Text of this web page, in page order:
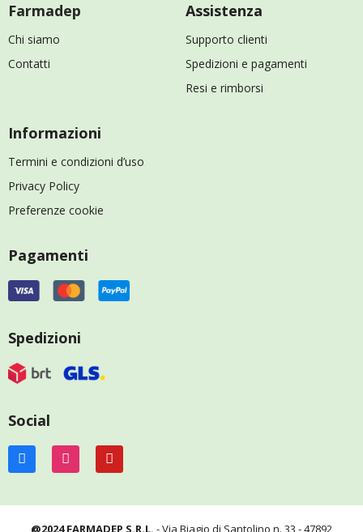
Farmadep
Chi siamo
Contatti
Assistenza
Supporto clienti
Spedizioni e pagamenti
Resi e rimborsi
Informazioni
Termini e condizioni d’uso
Privacy Policy
Preferenze cookie
Pagamenti
Spedizioni
Social
@2024 FARMADEP S.R.L. - Via Biagio di Santolino n. 33 - 47892